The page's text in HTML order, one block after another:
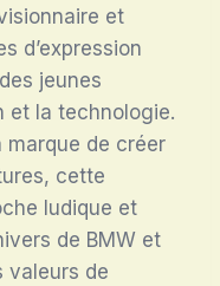
et
d’expression
jeunes
et la technologie.
marque de créer
cette
ludique et
de BMW et
valeurs de